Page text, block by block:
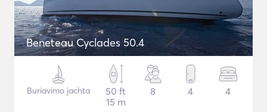
Beneteau Cyclades 50.4
Buriavimo jachta
50 ft
15 m
8 4 4